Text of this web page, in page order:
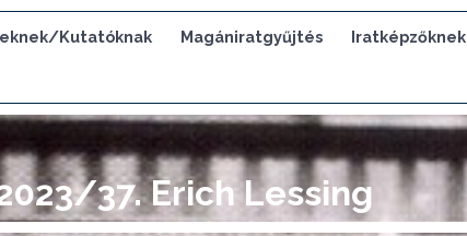
Kutatóknak Magániratgyűjtés Iratképzőknek
37. Erich Lessing